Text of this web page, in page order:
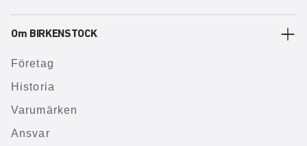
Om BIRKENSTOCK
Företag
Historia
Varumärken
Ansvar